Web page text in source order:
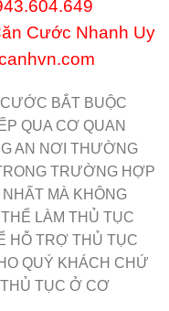
Cước Nhanh Uy
BẮT BUỘC
QUA CƠ QUAN
AN NƠI THƯỜNG
TRƯỜNG HỢP
MÀ KHÔNG
LÀM THỦ TỤC
HỖ TRỢ THỦ TỤC
QUÝ KHÁCH CHỨ
TỤC Ở CƠ